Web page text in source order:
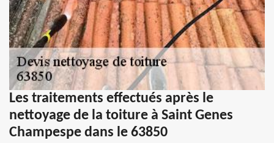
Les traitements effectués après le
nettoyage de la toiture à Saint Genes
Champespe dans le 63850